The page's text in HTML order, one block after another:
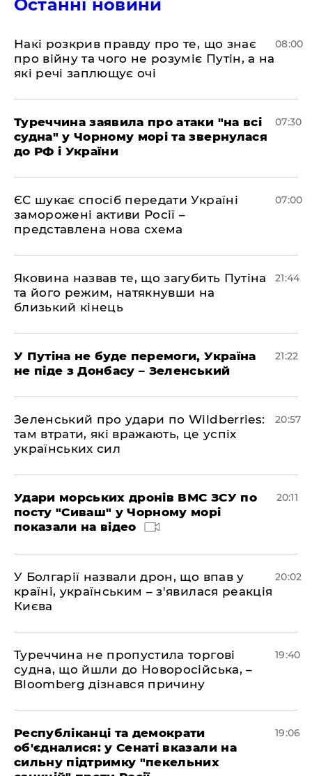
Останні новини
Накі розкрив правду про те, що знає
про війну та чого не розуміє Путін, а на
які речі заплющує очі
08:00
Туреччина заявила про атаки "на всі
судна" у Чорному морі та звернулася
до РФ і України
07:30
ЄС шукає спосіб передати Україні
заморожені активи Росії –
представлена ​​нова схема
07:00
Яковина назвав те, що загубить Путіна
та його режим, натякнувши на
близький кінець
21:44
У Путіна не буде перемоги, Україна
не піде з Донбасу – Зеленський
21:22
Зеленський про удари по Wildberries:
там втрати, які вражають, це успіх
українських сил
20:57
Удари морських дронів ВМС ЗСУ по
посту "Сиваш" у Чорному морі
показали на відео
20:11
У Болгарії назвали дрон, що впав у
країні, українським – з'явилася реакція
Києва
20:02
Туреччина не пропустила торгові
судна, що йшли до Новоросійська, –
Bloomberg дізнався причину
19:40
Республіканці та демократи
об'єдналися: у Сенаті вказали на
сильну підтримку "пекельних
19:06